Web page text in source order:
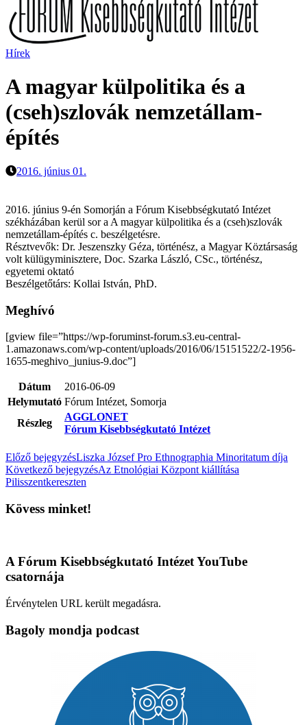
Hírek
A magyar külpolitika és a
(cseh)szlovák nemzetállam-
építés
2016. június 01.
2016. június 9-én Somorján a Fórum Kisebbségkutató Intézet
székházában kerül sor a A magyar külpolitika és a (cseh)szlovák
nemzetállam-építés c. beszélgetésre.
Résztvevők: Dr. Jeszenszky Géza, történész, a Magyar Köztársaság
volt külügyminisztere, Doc. Szarka László, CSc., történész,
egyetemi oktató
Beszélgetőtárs: Kollai István, PhD.
Meghívó
[gview file=”https://wp-foruminst-forum.s3.eu-central-
1.amazonaws.com/wp-content/uploads/2016/06/15151522/2-1956-
1655-meghivo_junius-9.doc”]
Dátum
2016-06-09
Helymutató Fórum Intézet, Somorja
Részleg
AGGLONET
Fórum Kisebbségkutató Intézet
Előző bejegyzésLiszka József Pro Ethnographia Minoritatum díja
Következő bejegyzésAz Etnológiai Központ kiállítása
Pilisszentkereszten
Kövess minket!
A Fórum Kisebbségkutató Intézet YouTube
csatornája
Érvénytelen URL került megadásra.
Bagoly mondja podcast